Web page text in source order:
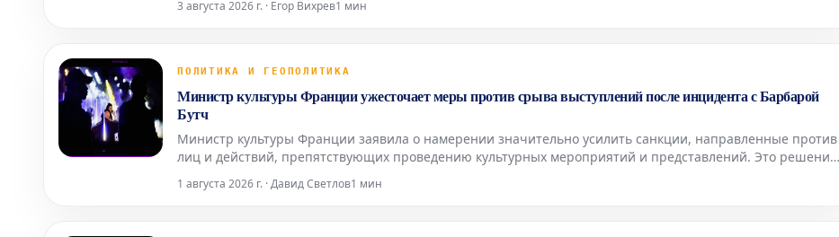
3 августа 2026 г. · Егор Вихрев1 мин
ПОЛИТИКА И ГЕОПОЛИТИКА
Министр культуры Франции ужесточает меры против срыва выступлений после инцидента с Барбарой
Бутч
Министр культуры Франции заявила о намерении значительно усилить санкции, направленные против
лиц и действий, препятствующих проведению культурных мероприятий и представлений. Это решение
общественное внимани
1 августа 2026 г. · Давид Светлов1 мин